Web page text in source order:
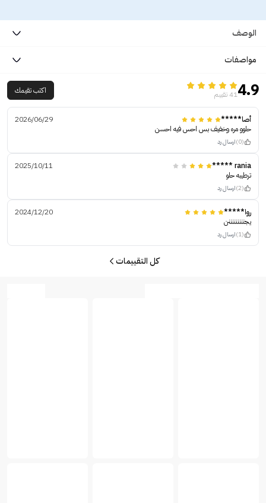
الوصف
مواصفات
4.941 تقييم اكتب تقيمك
أصا*****
2026/06/29
حلوو مره وخفيف بس احس فيه احسن
(0) ارسال رد
rania *****
2025/10/11
ترطيبه حلو
(2) ارسال رد
روا*****
2024/12/20
يجنننننننننن
(1) ارسال رد
كل التقييمات